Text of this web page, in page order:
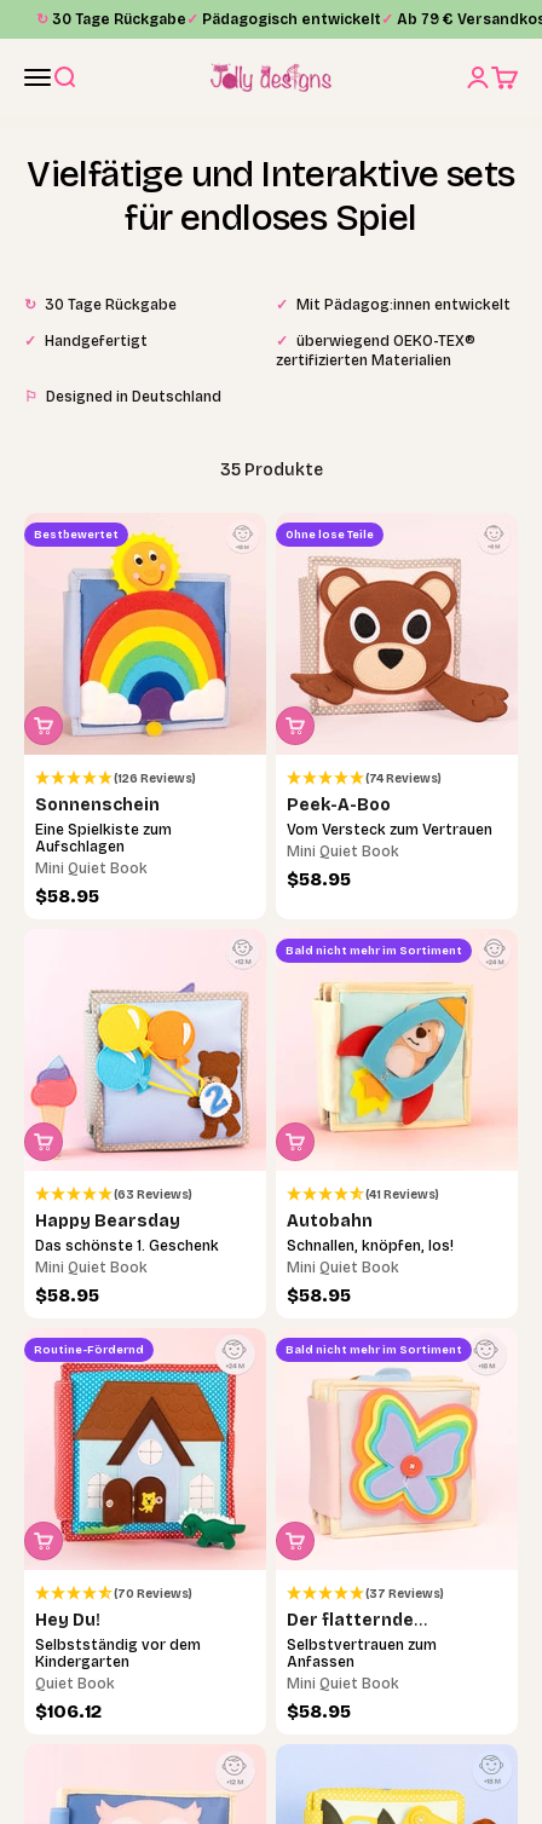
Zum Inhalt springen
↻ 30 Tage Rückgabe ✓ Pädagogisch entwickelt ✓ Ab 79 €
MenüSuche Jolly Designs
Vielfätige und Interaktive sets
für endloses Spiel
↻ 30 Tage Rückgabe ✓ Mit Pädagog:innen entwickelt
✓ Handgefertigt ✓ überwiegend OEKO-TEX®
zertifizierten Materialien
⚐ Designed in Deutschland
35 Produkte
Bestbewertet
(126 Reviews)
Sonnenschein
Eine Spielkiste zum
Aufschlagen
Mini Quiet Book
Angebot
$58.95
Ohne lose Teile
(74 Reviews)
Peek-A-Boo
Vom Versteck zum Vertrauen
Mini Quiet Book
Angebot
$58.95
(63 Reviews)
Happy Bearsday
Das schönste 1. Geschenk
Mini Quiet Book
Angebot
$58.95
Bald nicht mehr im Sortiment
(41 Reviews)
Autobahn
Schnallen, knöpfen, los!
Mini Quiet Book
Angebot
$58.95
Routine-Fördernd
(70 Reviews)
Hey Du!
Selbstständig vor dem
Kindergarten
Quiet Book
Angebot
$106.12
Bald nicht mehr im Sortiment
(37 Reviews)
Der flatternde
Schmetterling
Selbstvertrauen zum
Anfassen
Mini Quiet Book
Angebot
$58.95